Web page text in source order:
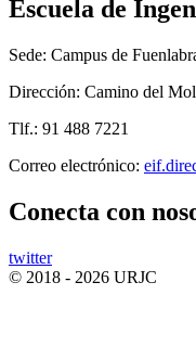
Escuela de
Sede: Campus de
Dirección: Camino del
Tlf.: 91 488 7221
Correo electrónico:
Conecta con
twitter
© 2018 - 2026 URJC